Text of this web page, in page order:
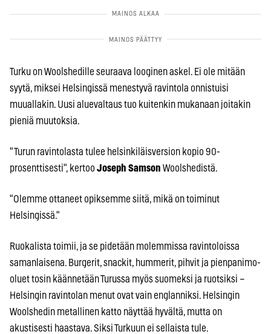
Turku on Woolshedille seuraava looginen askel. Ei ole mitään
syytä, miksei Helsingissä menestyvä ravintola onnistuisi
muuallakin. Uusi aluevaltaus tuo kuitenkin mukanaan joitakin
pieniä muutoksia.
"Turun ravintolasta tulee helsinkiläisversion kopio 90-
prosenttisesti", kertoo Joseph Samson Woolshedistä.
"Olemme ottaneet opiksemme siitä, mikä on toiminut
Helsingissä."
Ruokalista toimii, ja se pidetään molemmissa ravintoloissa
samanlaisena. Burgerit, snackit, hummerit, pihvit ja pienpanimo-
oluet tosin käännetään Turussa myös suomeksi ja ruotsiksi –
Helsingin ravintolan menut ovat vain englanniksi. Helsingin
Woolshedin metallinen katto näyttää hyvältä, mutta on
akustisesti haastava. Siksi Turkuun ei sellaista tule.